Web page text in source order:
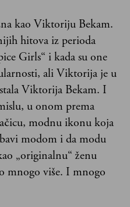
kao Viktoriju Bekam.
hitova iz perioda
Girls“ i kada su one
ali Viktorija je u
Viktorija Bekam. I
u onom prema
modnu ikonu koja
modom i da modu
„originalnu“ ženu
mnogo više. I mnogo